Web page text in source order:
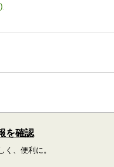
を確認
く、便利に。